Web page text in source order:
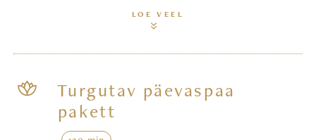
LOE VEEL
Turgutav päevaspaa
pakett